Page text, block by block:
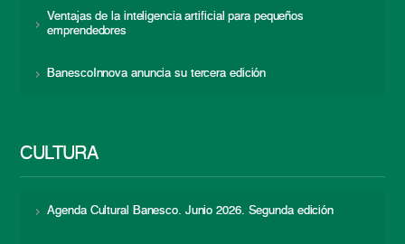
Ventajas de la inteligencia artificial para pequeños
emprendedores
BanescoInnova anuncia su tercera edición
CULTURA
Agenda Cultural Banesco. Junio 2026. Segunda edición